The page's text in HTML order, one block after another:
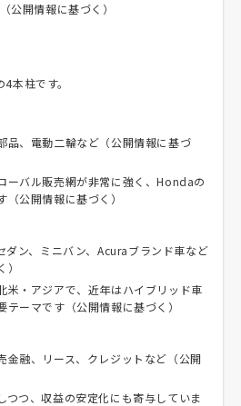
公開情報に基づく）
本柱です。
品、電動二輪など（公開情報に基づ
ーバル販売網が非常に強く、Hondaの
公開情報に基づく）
ダン、ミニバン、Acuraブランド車など
米・アジアで、近年はハイブリッド車
テーマです（公開情報に基づく）
金融、リース、クレジットなど（公開
つつ、収益の安定化にも寄与していま